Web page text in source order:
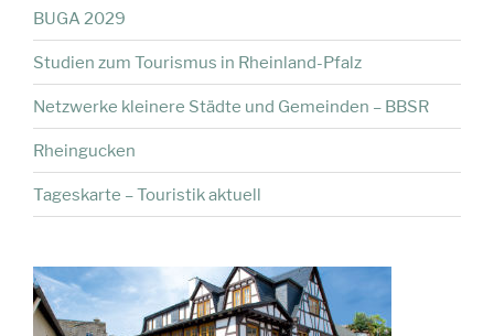
BUGA 2029
Studien zum Tourismus in Rheinland-Pfalz
Netzwerke kleinere Städte und Gemeinden – BBSR
Rheingucken
Tageskarte – Touristik aktuell